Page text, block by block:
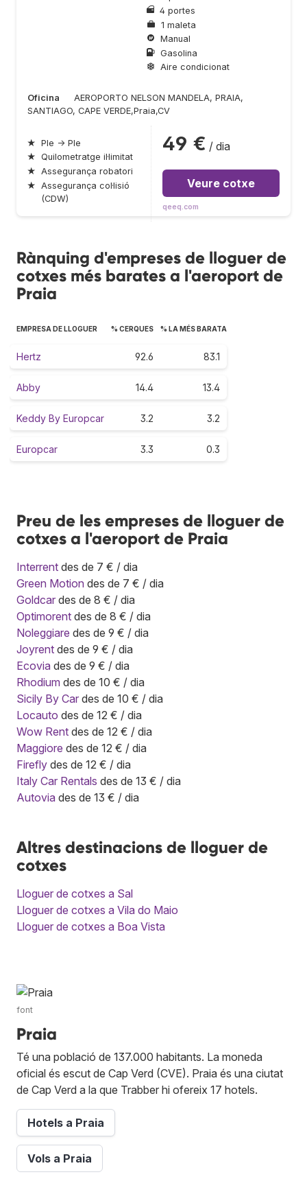
4 portes
1 maleta
Manual
Gasolina
Aire condicionat
Oficina
AEROPORTO NELSON MANDELA, PRAIA,
SANTIAGO, CAPE VERDE,Praia,CV
★ Ple → Ple
★ Quilometratge il·limitat
★ Assegurança robatori
★ Assegurança col·lisió
(CDW)
49 € / dia
Veure cotxe
qeeq.com
Rànquing d'empreses de lloguer de
cotxes més barates a l'aeroport de
Praia
EMPRESA DE LLOGUER % CERQUES % LA MÉS BARATA
Hertz 92.6 83.1
Abby 14.4 13.4
Keddy By Europcar 3.2 3.2
Europcar 3.3 0.3
Preu de les empreses de lloguer de
cotxes a l'aeroport de Praia
Interrent des de 7 € / dia
Green Motion des de 7 € / dia
Goldcar des de 8 € / dia
Optimorent des de 8 € / dia
Noleggiare des de 9 € / dia
Joyrent des de 9 € / dia
Ecovia des de 9 € / dia
Rhodium des de 10 € / dia
Sicily By Car des de 10 € / dia
Locauto des de 12 € / dia
Wow Rent des de 12 € / dia
Maggiore des de 12 € / dia
Firefly des de 12 € / dia
Italy Car Rentals des de 13 € / dia
Autovia des de 13 € / dia
Altres destinacions de lloguer de
cotxes
Lloguer de cotxes a Sal
Lloguer de cotxes a Vila do Maio
Lloguer de cotxes a Boa Vista
font
Praia
Té una població de 137.000 habitants. La moneda
oficial és escut de Cap Verd (CVE). Praia és una ciutat
de Cap Verd a la que Trabber hi ofereix 17 hotels.
Hotels a Praia
Vols a Praia